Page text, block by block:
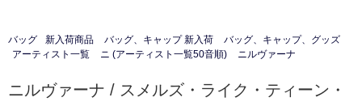
バッグ 新入荷商品 バッグ、キャップ 新入荷
バッグ、キャップ、グッズ
アーティスト一覧
ニ (アーティスト一覧50音順) ニルヴァーナ
ニルヴァーナ / スメルズ・ライク・ティーン・